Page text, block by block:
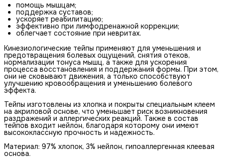
помощь мышцам;
поддержка суставов;
ускоряет реабилитацию;
эффективно при лимфодренажной коррекции;
облегчает состояние при невритах.
Кинезиологические тейпы применяют для уменьшения и
предотвращения болевых ощущений, снятия отеков,
нормализации тонуса мышц, а также для ускорения
процесса восстановления и поддержания формы. При этом,
они не сковывают движения, а только способствуют
улучшению кровообращения и уменьшению болевого
эффекта.
Тейпы изготовлены из хлопка и покрыты специальным клеем
на акриловой основе, что уменьшает риск возникновения
раздражений и аллергических реакций. Также в состав
тейпов входит нейлон, благодаря которому они имеют
высококлассную прочность и надежность.
Материал: 97% хлопок, 3% нейлон, гипоаллергенная клеевая
основа.